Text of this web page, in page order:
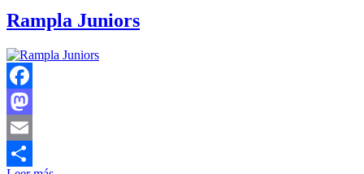
Rampla Juniors
Facebook
Mastodon
Email